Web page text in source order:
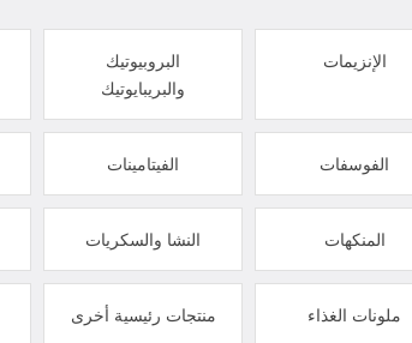
الإنزيمات
البروبيوتيك
والبريبايوتيك
الفوسفات الفيتامينات
المنكهات النشا والسكريات
ملونات الغذاء منتجات رئيسية أخرى